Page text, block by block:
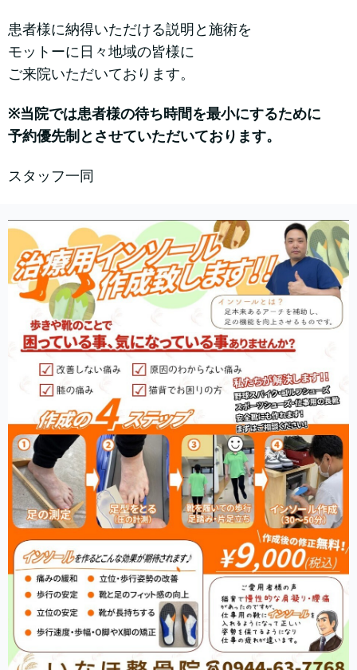
患者様に納得いただける説明と施術を
モットーに日々地域の皆様に
ご来院いただいております。
※当院では患者様の待ち時間を最小にするために
予約優先制とさせていただいております。
スタッフ一同